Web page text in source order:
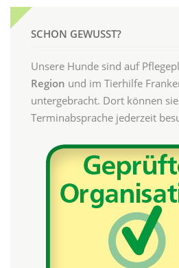
SCHON GEWUSST?
Unsere Hunde sind auf
Region und im Tierhilfe
untergebracht. Dort können
Terminabsprache jederzeit